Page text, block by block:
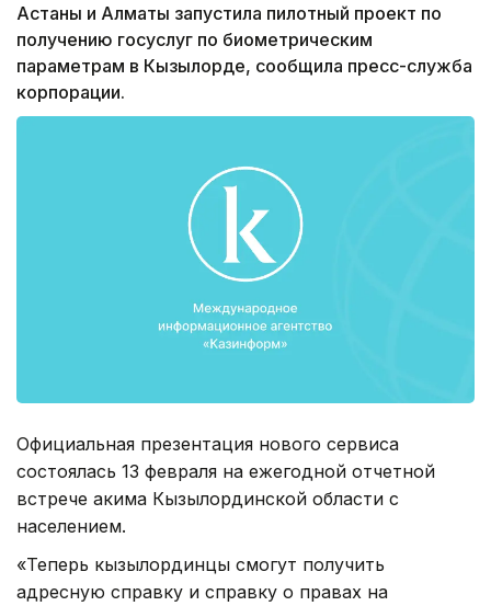
Астаны и Алматы запустила пилотный проект по
получению госуслуг по биометрическим
параметрам в Кызылорде, сообщила пресс-служба
корпорации.
Официальная презентация нового сервиса
состоялась 13 февраля на ежегодной отчетной
встрече акима Кызылординской области с
населением.
«Теперь кызылординцы смогут получить
адресную справку и справку о правах на